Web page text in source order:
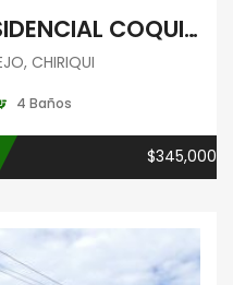
SE VENDE CASA, RESIDENCIAL COQUITO HILLS, SAN PABLO VIEJO, CHIRIQUI
CHIRIQUI
4 Baños
$345,000